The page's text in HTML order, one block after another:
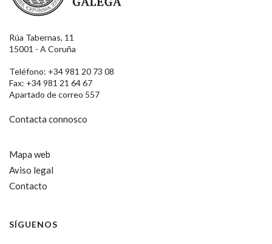
Rúa Tabernas, 11
15001 - A Coruña
Teléfono: +34 981 20 73 08
Fax: +34 981 21 64 67
Apartado de correo 557
Contacta connosco
Mapa web
Aviso legal
Contacto
SÍGUENOS